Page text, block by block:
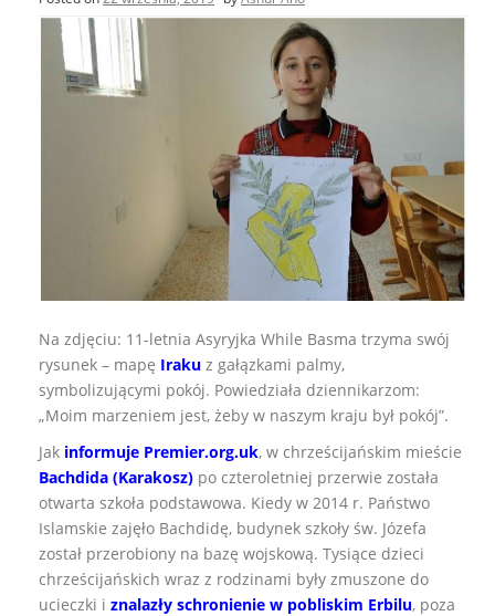
Na zdjęciu: 11-letnia Asyryjka While Basma trzyma swój
rysunek – mapę Iraku z gałązkami palmy,
symbolizującymi pokój. Powiedziała dziennikarzom:
„Moim marzeniem jest, żeby w naszym kraju był pokój”.
Jak informuje Premier.org.uk, w chrześcijańskim mieście
Bachdida (Karakosz) po czteroletniej przerwie została
otwarta szkoła podstawowa. Kiedy w 2014 r. Państwo
Islamskie zajęło Bachdidę, budynek szkoły św. Józefa
został przerobiony na bazę wojskową. Tysiące dzieci
chrześcijańskich wraz z rodzinami były zmuszone do
ucieczki i znalazły schronienie w pobliskim Erbilu, poza